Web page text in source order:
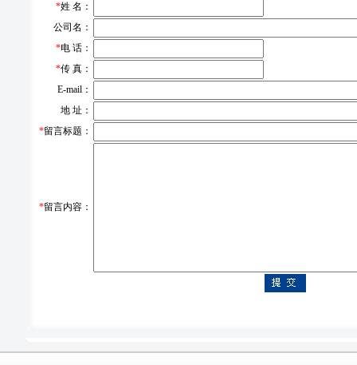
*姓 名：
公司名：
*电 话：
*传 真：
E-mail：
地 址：
*留言标题：
*留言内容：